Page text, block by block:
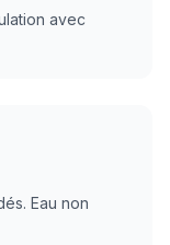
avec
Eau non